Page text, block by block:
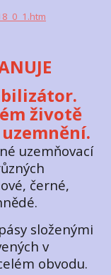
životě
uzemňovací
černé,
složenými
v
obvodu.